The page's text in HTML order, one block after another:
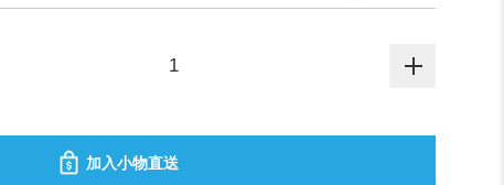
加入小物直送